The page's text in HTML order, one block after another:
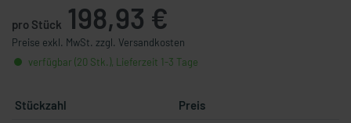
pro Stück 198,93 €
Preise exkl. MwSt. zzgl. Versandkosten
verfügbar (20 Stk.), Lieferzeit 1-3 Tage
Stückzahl Preis